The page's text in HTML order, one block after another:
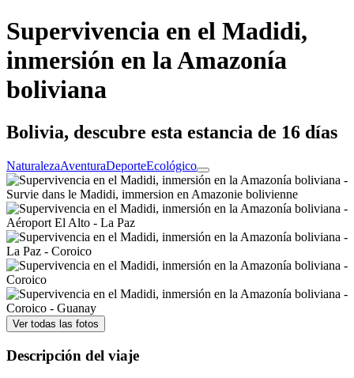
Supervivencia en el Madidi,
inmersión en la Amazonía
boliviana
Bolivia, descubre esta estancia de 16 días
NaturalezaAventuraDeporteEcológico
Ver todas las fotos
Descripción del viaje